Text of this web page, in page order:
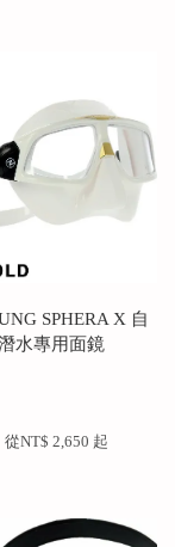
SPHERA X 自
水專用面鏡
        從
NT$ 2,650 起